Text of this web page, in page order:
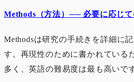
Methods（方法）── 必要に応じて
Methodsは研究の手続きを詳細に
す。再現性のために書かれている
多く、英語の難易度は最も高いで